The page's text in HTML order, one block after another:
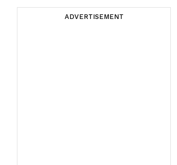
ADVERTISEMENT